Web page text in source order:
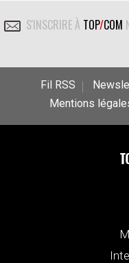
S'INSCRIRE À TOP/COM
Fil RSS
Mentions